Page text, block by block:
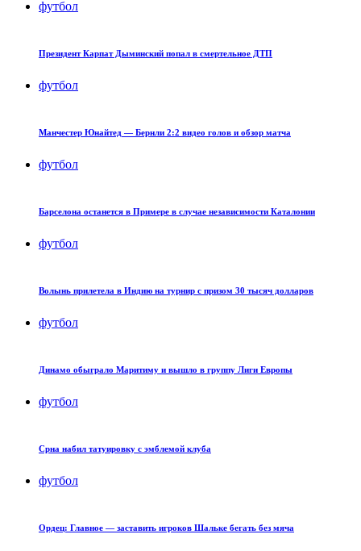
футбол
Президент Карпат Дыминский попал в смертельное ДТП
футбол
Манчестер Юнайтед — Бернли 2:2 видео голов и обзор матча
футбол
Барселона останется в Примере в случае независимости Каталонии
футбол
Волынь прилетела в Индию на турнир с призом 30 тысяч долларов
футбол
Динамо обыграло Маритиму и вышло в группу Лиги Европы
футбол
Срна набил татуировку с эмблемой клуба
футбол
Ордец: Главное — заставить игроков Шальке бегать без мяча